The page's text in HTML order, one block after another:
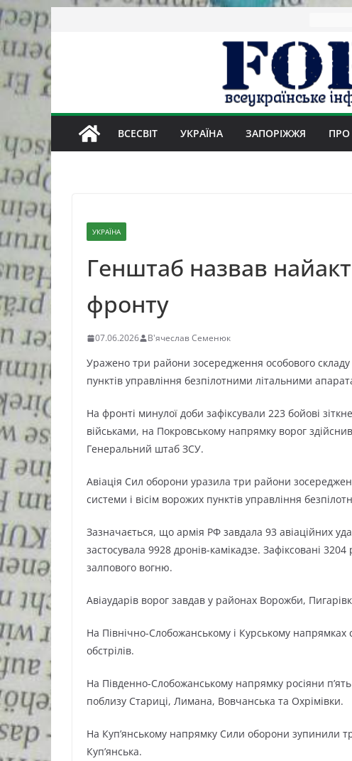
content
ВСЕСВІТ УКРАЇНА ЗАПОРІЖЖЯ
УКРАЇНА
Генштаб назвав
фронту
07.06.2026 В'ячеслав Семенюк
Уражено три райони зосередження особового складу
пунктів управління безпілотними літальними
На фронті минулої доби зафіксували 223 бойові
військами, на Покровському напрямку ворог
Генеральний штаб ЗСУ.
Авіація Сил оборони уразила три райони
системи і вісім ворожих пунктів управління
Зазначається, що армія РФ завдала 93 авіаційних
застосувала 9928 дронів-камікадзе. Зафіксовані
залпового вогню.
Авіаударів ворог завдав у районах Ворожби,
На Північно-Слобожанському і Курському напрямках
обстрілів.
На Південно-Слобожанському напрямку росіяни
поблизу Стариці, Лимана, Вовчанська та Охрімівки.
На Куп’янському напрямку Сили оборони зупинили
Куп’янська.